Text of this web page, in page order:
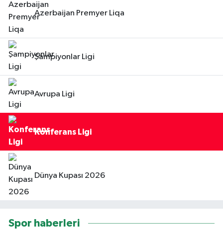
Azerbaijan Premyer Liqa
Şampiyonlar Ligi
Avrupa Ligi
Konferans Ligi
Dünya Kupası 2026
Spor haberleri